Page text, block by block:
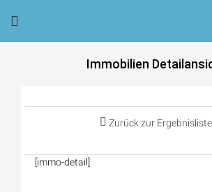
Immobilien
Zurück zur Ergebnisliste
[immo-detail]